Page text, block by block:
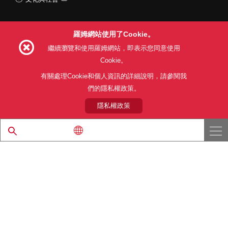
利用目的 隱私權政策
關於本公司產品銷售之標準條款(PDF)
© 1997 - 2026 ROHM CO., LTD. ALL RIGHTS RESERVED.
羅姆網站使用了Cookie。
繼續瀏覽和使用羅姆網站，即表示您同意使用
Cookie。
有關處理Cookie和個人資訊的詳細說明，請參閱我
們的隱私權政策。
隱私權政策